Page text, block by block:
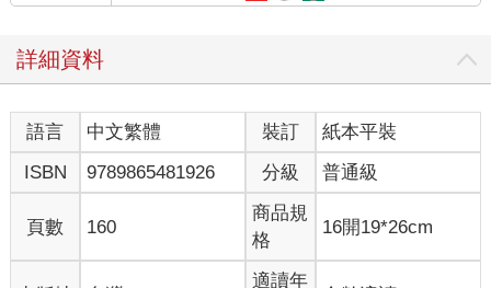
詳細資料
語言 中文繁體 裝訂
紙本平裝
ISBN
9789865481926 分級 普通級
頁數 160
商品規
格
16開19*26cm
適讀年